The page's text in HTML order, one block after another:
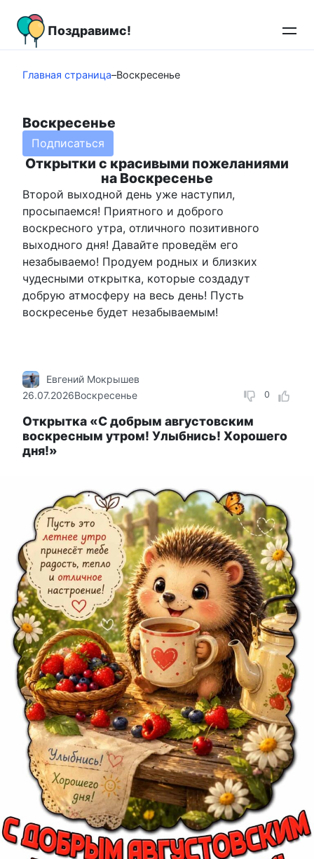
контенту
Поздравимс!
Главная страница–Воскресенье
Воскресенье
Подписаться
Открытки с красивыми пожеланиями
на Воскресенье
Второй выходной день уже наступил,
просыпаемся! Приятного и доброго
воскресного утра, отличного позитивного
выходного дня! Давайте проведём его
незабываемо! Продуем родных и близких
чудесными открытка, которые создадут
добрую атмосферу на весь день! Пусть
воскресенье будет незабываемым!
0
Евгений Мокрышев
26.07.2026Воскресенье
Открытка «С добрым августовским
воскресным утром! Улыбнись! Хорошего
дня!»